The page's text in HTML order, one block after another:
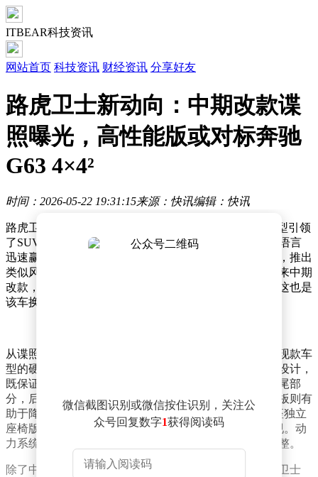
ITBEAR科技资讯
网站首页 科技资讯 财经资讯 分享好友
路虎卫士新动向：中期改款谍
照曝光，高性能版或对标奔驰
G63 4×4²
时间：2026-05-22 19:31:15来源：快讯编辑：快讯
路虎卫士自2019年完成换代后，便以独特的“方盒子”造型引领
了SUV市场的设计潮流。这种硬朗且充满力量感的设计语言
迅速赢得了年轻消费者的青睐，众多汽车品牌纷纷效仿，推出
类似风格的车型。如今，现款卫士已上市六年，即将迎来中期
改款，海外媒体近日曝光了一组新款卫士的路试谍照，这也是
该车换代后的首次中期改款。
从谍照中可以看出，新款卫士在侧面线条上基本延续了现款车
型的硬朗风格，但轮毂造型进行了更新，采用了低风阻设计，
既保证了越野通过性，又提升了高速行驶的稳定性。车尾部
分，后保险杠线条得到了优化，新增的一体式车顶扰流板则有
助于降低风阻系数。车内方面，新款卫士首次推出了4座独立
座椅版本，这一配置此前仅在加长版卫士130车型上出现。动
力系统方面，虽然具体信息尚未公布，但预计会有所调整。
除了中期改款的消息外，路虎还计划推出一款定位高于卫士
微信截图识别或微信按住识别，关注公
众号回复数字1获得阅读码